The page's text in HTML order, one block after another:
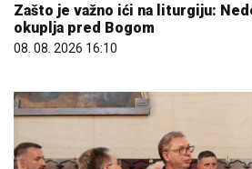
Zašto je važno ići na liturgiju:
okuplja pred Bogom
08. 08. 2026 16:10